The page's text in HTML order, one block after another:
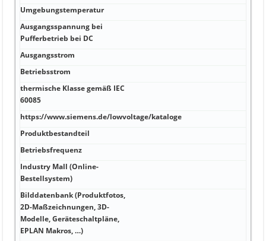
Umgebungstemperatur
Ausgangsspannung bei
Pufferbetrieb bei DC
Ausgangsstrom
Betriebsstrom
thermische Klasse gemäß IEC
60085
https://www.siemens.de/lowvoltage/kataloge
Produktbestandteil
Betriebsfrequenz
Industry Mall (Online-
Bestellsystem)
Bilddatenbank (Produktfotos,
2D-Maßzeichnungen, 3D-
Modelle, Geräteschaltpläne,
EPLAN Makros, …)